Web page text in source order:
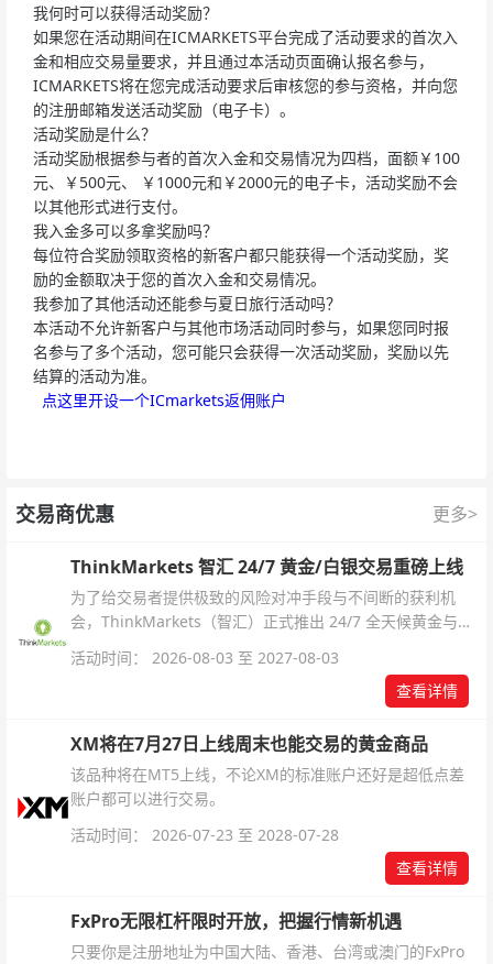
我何时可以获得活动奖励？
如果您在活动期间在ICMARKETS平台完成了活动要求的首次入
金和相应交易量要求，并且通过本活动页面确认报名参与，
ICMARKETS将在您完成活动要求后审核您的参与资格，并向您
的注册邮箱发送活动奖励（电子卡）。
活动奖励是什么？
活动奖励根据参与者的首次入金和交易情况为四档，面额￥100
元、￥500元、 ￥1000元和￥2000元的电子卡，活动奖励不会
以其他形式进行支付。
我入金多可以多拿奖励吗？
每位符合奖励领取资格的新客户都只能获得一个活动奖励，奖
励的金额取决于您的首次入金和交易情况。
我参加了其他活动还能参与夏日旅行活动吗？
本活动不允许新客户与其他市场活动同时参与，如果您同时报
名参与了多个活动，您可能只会获得一次活动奖励，奖励以先
结算的活动为准。
点这里开设一个ICmarkets返佣账户
交易商优惠 更多>
ThinkMarkets 智汇 24/7 黄金/白银交易重磅上线
为了给交易者提供极致的风险对冲手段与不间断的获利机
会，ThinkMarkets（智汇）正式推出 24/7 全天候黄金与白
杆配置、支持软件及交易细则。
活动时间： 2026-08-03 至 2027-08-03
查看详情
XM将在7月27日上线周末也能交易的黄金商品
该品种将在MT5上线，不论XM的标准账户还好是超低点差
账户都可以进行交易。
活动时间： 2026-07-23 至 2028-07-28
查看详情
FxPro无限杠杆限时开放，把握行情新机遇
只要你是注册地址为中国大陆、香港、台湾或澳门的FxPro